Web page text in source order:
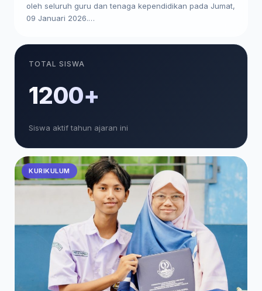
oleh seluruh guru dan tenaga kependidikan pada Jumat,
09 Januari 2026.…
TOTAL SISWA
1200+
Siswa aktif tahun ajaran ini
KURIKULUM